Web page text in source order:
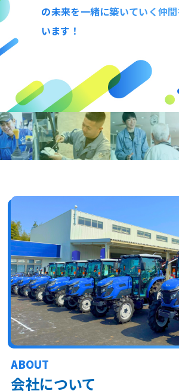
の未来を一緒に築いていく仲
います！
ABOUT
会社について